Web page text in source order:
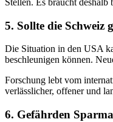
Stellen. Es braucht
5. Sollte die Schweiz
Die Situation in den USA
beschleunigen können.
Forschung lebt vom
verlässlicher, offener und
6. Gefährden